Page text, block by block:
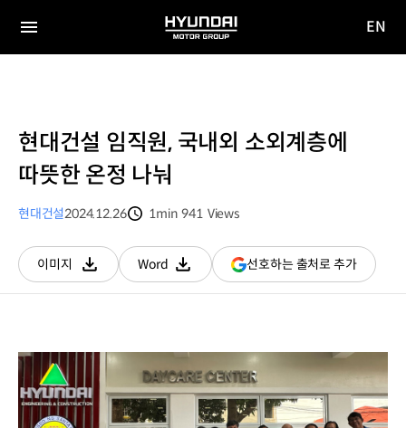
전체
HYUNDAI
MOTOR
EN
현대건설 임직원, 국내외 소외계층에
따뜻한 온정 나눠
현대건설2024.12.26
1min 941 Views
이미지
다운로드
Word
다운로드
선호하는 출처로 추가(새
창